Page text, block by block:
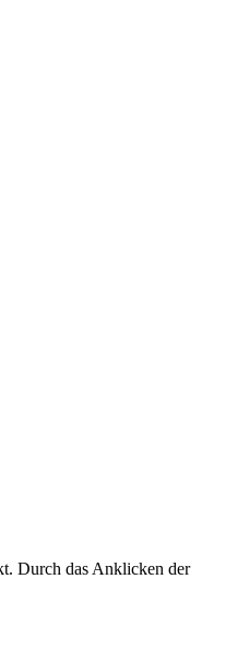
Durch das Anklicken der